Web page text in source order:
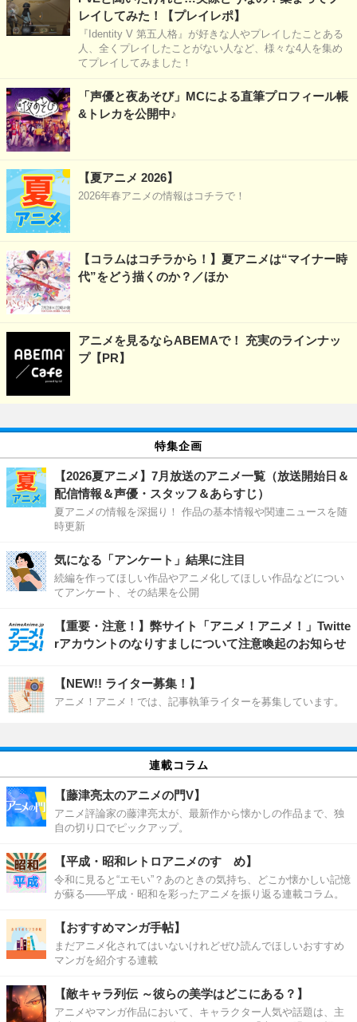
レイしてみた！【プレイレポ】
『Identity V 第五人格』が好きな人やプレイしたことある
人、全くプレイしたことがない人など、様々な4人を集め
てプレイしてみました！
「声優と夜あそび」MCによる直筆プロフィール帳
&トレカを公開中♪
【夏アニメ 2026】
2026年春アニメの情報はコチラで！
【コラムはコチラから！】夏アニメは“マイナー時
代”をどう描くのか？／ほか
アニメを見るならABEMAで！ 充実のラインナッ
プ【PR】
特集企画
【2026夏アニメ】7月放送のアニメ一覧（放送開始日＆
配信情報＆声優・スタッフ＆あらすじ）
夏アニメの情報を深掘り！ 作品の基本情報や関連ニュースを随
時更新
気になる「アンケート」結果に注目
続編を作ってほしい作品やアニメ化してほしい作品などについ
てアンケート、その結果を公開
【重要・注意！】弊サイト「アニメ！アニメ！」Twitte
rアカウントのなりすましについて注意喚起のお知らせ
【NEW!! ライター募集！】
アニメ！アニメ！では、記事執筆ライターを募集しています。
連載コラム
【藤津亮太のアニメの門V】
アニメ評論家の藤津亮太が、最新作から懐かしの作品まで、独
自の切り口でピックアップ。
【平成・昭和レトロアニメのすゝめ】
令和に見ると“エモい”？あのときの気持ち、どこか懐かしい記憶
が蘇る――平成・昭和を彩ったアニメを振り返る連載コラム。
【おすすめマンガ手帖】
まだアニメ化されてはいないけれどぜひ読んでほしいおすすめ
マンガを紹介する連載
【敵キャラ列伝 ～彼らの美学はどこにある？】
アニメやマンガ作品において、キャラクター人気や話題は、主